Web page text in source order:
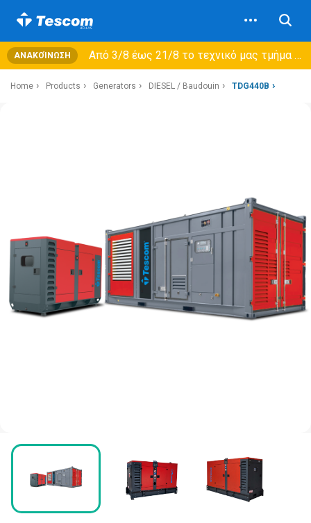
ΑΝΑΚΟΊΝΩΣΗ Από 3/8 έως 21/8 τo τεχνικό μας τμήμα θα εξυπηρετεί μόνο συμβόλαια συντήρησης και όχι νέες παραλαβές →
Home Products Generators DIESEL / Baudouin TDG440B